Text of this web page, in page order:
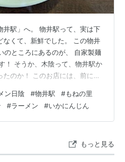
井駅」へ。 物井駅って、実は下
なくて、新鮮でした。 この物井
のところにあるのが、 自家製麺
！ そうか、木陰って、物井駅か
たのか！ このお店には、前に一
お店は、ラーメンフリークの
の「ラーメン日陰」の姉妹店
変えた「MENクライ」と関連の
になるみたいです。 そんな流れ
ン日陰 #物井駅 #もねの里
#ラーメン #いかにんじん
もっと見る